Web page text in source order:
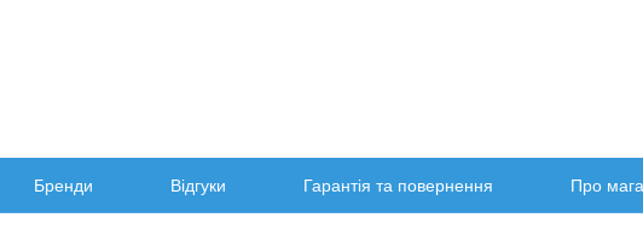
Бренди Відгуки Гарантія та повернення Про